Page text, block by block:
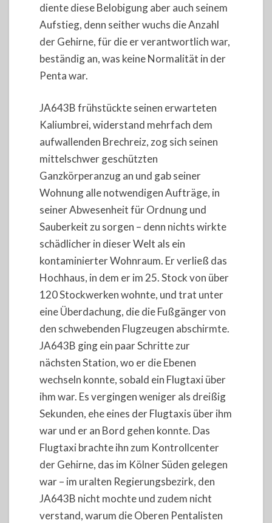
diente diese Belobigung aber auch seinem
Aufstieg, denn seither wuchs die Anzahl
der Gehirne, für die er verantwortlich war,
beständig an, was keine Normalität in der
Penta war.
JA643B frühstückte seinen erwarteten
Kaliumbrei, widerstand mehrfach dem
aufwallenden Brechreiz, zog sich seinen
mittelschwer geschützten
Ganzkörperanzug an und gab seiner
Wohnung alle notwendigen Aufträge, in
seiner Abwesenheit für Ordnung und
Sauberkeit zu sorgen – denn nichts wirkte
schädlicher in dieser Welt als ein
kontaminierter Wohnraum. Er verließ das
Hochhaus, in dem er im 25. Stock von über
120 Stockwerken wohnte, und trat unter
eine Überdachung, die die Fußgänger von
den schwebenden Flugzeugen abschirmte.
JA643B ging ein paar Schritte zur
nächsten Station, wo er die Ebenen
wechseln konnte, sobald ein Flugtaxi über
ihm war. Es vergingen weniger als dreißig
Sekunden, ehe eines der Flugtaxis über ihm
war und er an Bord gehen konnte. Das
Flugtaxi brachte ihn zum Kontrollcenter
der Gehirne, das im Kölner Süden gelegen
war – im uralten Regierungsbezirk, den
JA643B nicht mochte und zudem nicht
verstand, warum die Oberen Pentalisten